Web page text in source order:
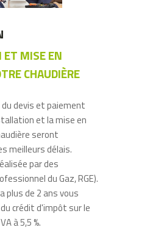
MISE EN
CHAUDIÈRE
devis et paiement
et la mise en
seront
meilleurs délais.
par des
du Gaz, RGE).
plus de 2 ans vous
crédit d'impôt sur le
à 5,5 %.